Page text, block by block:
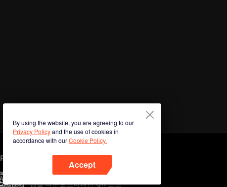
By using the website, you are agreeing to our
Privacy Policyand the use of cookies in
accordance with ourCookie Policy.
Accept
Phone
앱을 다운로드하려면 QR 코드